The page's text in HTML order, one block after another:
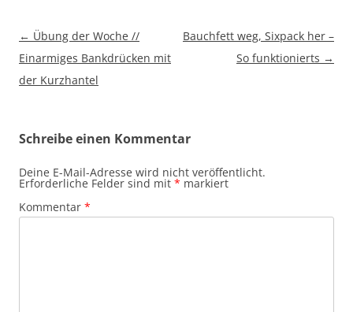
Beitragsnavigation
← Übung der Woche //
Einarmiges Bankdrücken mit
der Kurzhantel
Bauchfett weg, Sixpack her –
So funktionierts →
Schreibe einen Kommentar
Deine E-Mail-Adresse wird nicht veröffentlicht.
Erforderliche Felder sind mit * markiert
Kommentar *